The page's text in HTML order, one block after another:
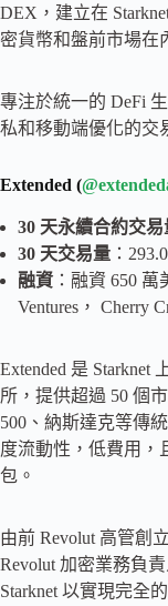
DEX，建立在
密貨幣和盤前市場在
專注於統一的 DeFi
私和移動端優化的交
Extended (
30 天永續合約交易
30 天交易量 ：
融資 ：融資 650 萬
Ventures， Cherry
Extended 是 Starknet
所，提供超過 50 個
500、納斯達克等傳
度流動性，低費用，
包。
由前 Revolut 高管創
Revolut 加密業務負
Starknet 以實現完全